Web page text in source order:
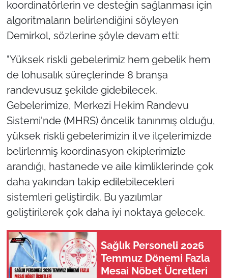
koordinatörlerin ve desteğin sağlanması için
algoritmaların belirlendiğini söyleyen
Demirkol, sözlerine şöyle devam etti:
"Yüksek riskli gebelerimiz hem gebelik hem
de lohusalık süreçlerinde 8 branşa
randevusuz şekilde gidebilecek.
Gebelerimize, Merkezi Hekim Randevu
Sistemi'nde (MHRS) öncelik tanınmış olduğu,
yüksek riskli gebelerimizin il ve ilçelerimizde
belirlenmiş koordinasyon ekiplerimizle
arandığı, hastanede ve aile kimliklerinde çok
daha yakından takip edilebilecekleri
sistemleri geliştirdik. Bu yazılımlar
geliştirilerek çok daha iyi noktaya gelecek.
Sağlık Personeli 2026
Temmuz Dönemi Fazla
Mesai Nöbet Ücretleri